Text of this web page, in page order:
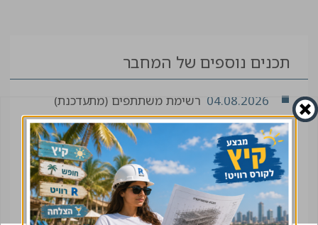
תכנים נוספים של המחבר
04.08.2026 רשימת משתתפים (מתעדכנת)
02.08.2026
פרק 44: מי באמת מנהל את
הפרויקט? חאקי מור וחנן קולה על תכנון, סיכונים
ואנשים
02.08.2026 יישום שיטת "התבנית המחליקה"
בבניית מגדל TOHA 2 בתל אביב